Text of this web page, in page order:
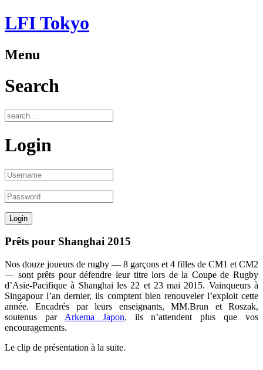
LFI Tokyo
Menu
Search
Login
Prêts pour Shanghai 2015
Nos douze joueurs de rugby — 8 garçons et 4 filles de CM1 et CM2
— sont prêts pour défendre leur titre lors de la Coupe de Rugby
d’Asie-Pacifique à Shanghai les 22 et 23 mai 2015. Vainqueurs à
Singapour l’an dernier, ils comptent bien renouveler l’exploit cette
année. Encadrés par leurs enseignants, MM.Brun et Roszak,
soutenus par Arkema Japon, ils n’attendent plus que vos
encouragements.
Le clip de présentation à la suite.